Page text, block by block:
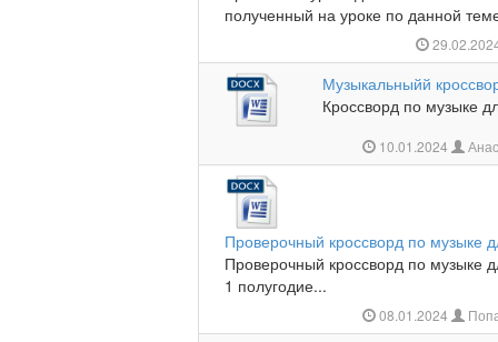
полученный на уроке по данной
Музыкальныйй
Кроссворд по музыке
10.01.2024
Проверочный кроссворд по музыке
Проверочный кроссворд по музыке
1 полугодие...
08.01.2024